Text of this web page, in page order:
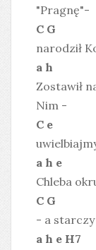
"Pragnę"-
C G
narodził
a h
Zostawił
Nim -
C e
a h e
Chleba
C G
- a
a h e H7